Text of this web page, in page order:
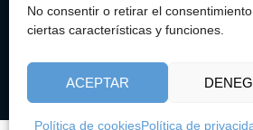
No consentir o retirar el
ciertas características y funciones.
ACEPTAR
Política de cookiesPolítica de